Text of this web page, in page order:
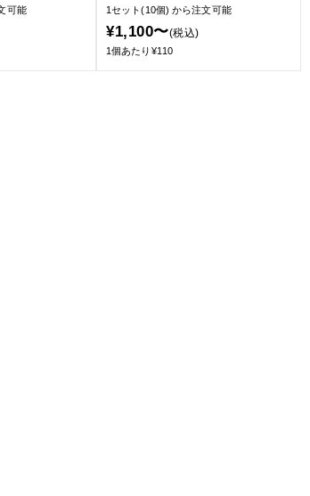
可能
1セット(10個)から注文可能
¥1,100〜(税込)
1個あたり¥110